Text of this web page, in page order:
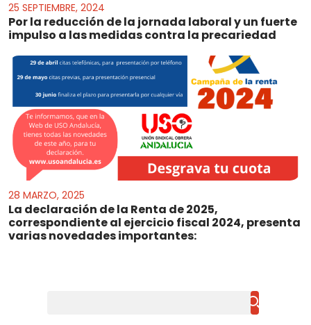
25 SEPTIEMBRE, 2024
Por la reducción de la jornada laboral y un fuerte
impulso a las medidas contra la precariedad
28 MARZO, 2025
La declaración de la Renta de 2025,
correspondiente al ejercicio fiscal 2024, presenta
varias novedades importantes: